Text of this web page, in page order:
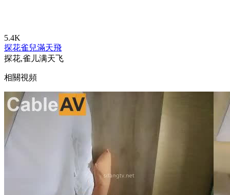
5.4K
探花雀兒滿天飛
探花,雀儿满天飞
相關視頻